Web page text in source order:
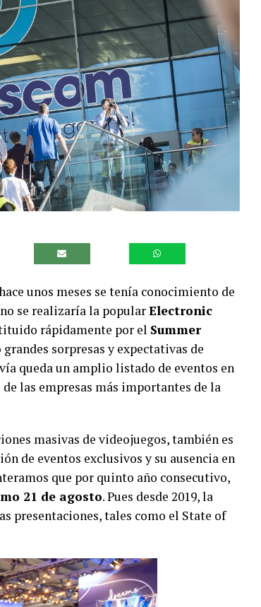
unos meses se tenía conocimiento de
se realizaría la popularElectronic
rápidamente por el Summer
sorpresas y expectativas de
queda un amplio listado de eventos en
las empresas más importantes de la
masivas de videojuegos, también es
de eventos exclusivos y su ausencia en
que por quinto año consecutivo,
21 de agosto. Pues desde 2019, la
presentaciones, tales como el State of